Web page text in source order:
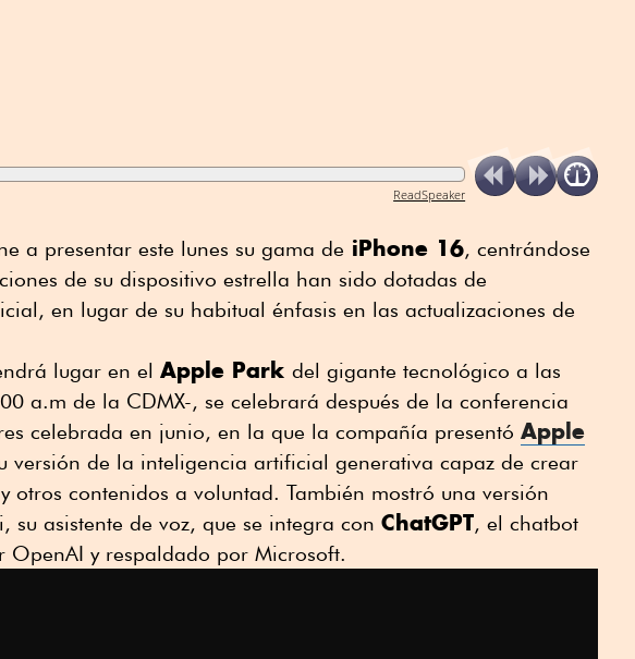
ReadSpeaker
a presentar este lunes su gama de iPhone 16, centrándose
de su dispositivo estrella han sido dotadas de
en lugar de su habitual énfasis en las actualizaciones de
lugar en el Apple Park del gigante tecnológico a las
a.m de la CDMX-, se celebrará después de la conferencia
celebrada en junio, en la que la compañía presentó Apple
versión de la inteligencia artificial generativa capaz de crear
otros contenidos a voluntad. También mostró una versión
su asistente de voz, que se integra con ChatGPT, el chatbot
OpenAI y respaldado por Microsoft.